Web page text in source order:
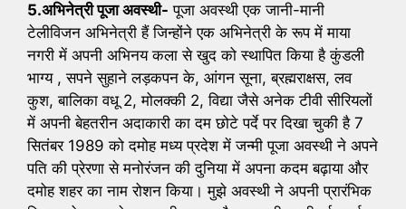
5.अभिनेत्री पूजा अवस्थी- पूजा अवस्थी एक जानी-मानी
टेलीविजन अभिनेत्री हैं जिन्होंने एक अभिनेत्री के रूप में माया
नगरी में अपनी अभिनय कला से खुद को स्थापित किया है कुंडली
भाग्य , सपने सुहाने लड़कपन के, आंगन सूना, ब्रह्मराक्षस, लव
कुश, बालिका वधू 2, मोलक्की 2, विद्या जैसे अनेक टीवी सीरियलों
में अपनी बेहतरीन अदाकारी का दम छोटे पर्दे पर दिखा चुकी है 7
सितंबर 1989 को दमोह मध्य प्रदेश में जन्मी पूजा अवस्थी ने अपने
पति की प्रेरणा से मनोरंजन की दुनिया में अपना कदम बढ़ाया और
दमोह शहर का नाम रोशन किया। मुझे अवस्थी ने अपनी प्रारंभिक